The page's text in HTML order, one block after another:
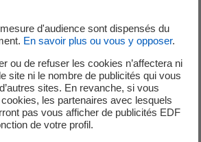
modification, reproduction,
partielle, de tout ou partie du site
quelque procédé que ce soit, et
que ce soit constituerait une
par les articles L 335-2 et
la Propriété Intellectuelle.
figurant, le cas échéant, sur le
d'audience sont dispensés du
En savoir plus ou vous y opposer.
ou de refuser les cookies n’affectera ni
site ni le nombre de publicités qui vous
sites. En revanche, si vous
les partenaires avec lesquels
pas vous afficher de publicités EDF
de votre profil.